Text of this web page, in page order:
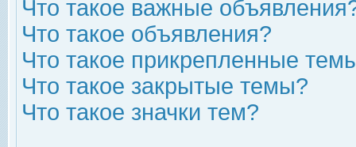
Что такое важные
Что такое объявления?
Что такое прикрепленные
Что такое закрытые темы?
Что такое значки тем?